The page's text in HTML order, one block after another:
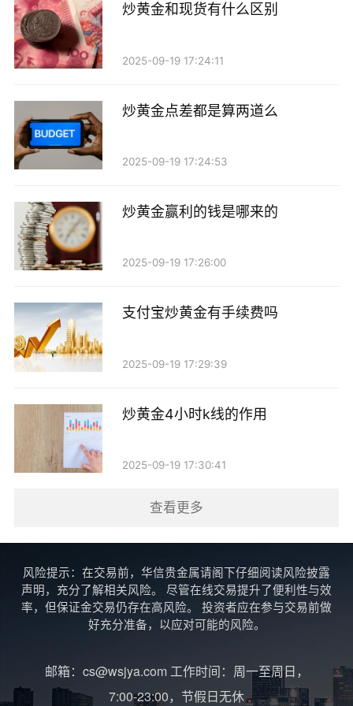
炒黄金和现货有什么区别
2025-09-19 17:24:11
炒黄金点差都是算两道么
2025-09-19 17:24:53
炒黄金赢利的钱是哪来的
2025-09-19 17:26:00
支付宝炒黄金有手续费吗
2025-09-19 17:29:39
炒黄金4小时k线的作用
2025-09-19 17:30:41
查看更多
风险提示：在交易前，华信贵金属请阁下仔细阅读风险披露
声明，充分了解相关风险。 尽管在线交易提升了便利性与效
率，但保证金交易仍存在高风险。 投资者应在参与交易前做
好充分准备，以应对可能的风险。
邮箱：cs@wsjya.com 工作时间：周一至周日，
7:00-23:00，节假日无休